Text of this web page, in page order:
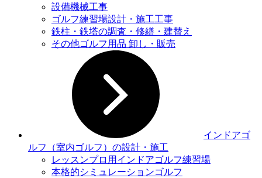
設備機械工事
ゴルフ練習場設計・施工工事
鉄柱・鉄塔の調査・修繕・建替え
その他ゴルフ用品 卸し・販売
インドアゴ
ルフ（室内ゴルフ）の設計・施工
レッスンプロ用インドアゴルフ練習場
本格的シミュレーションゴルフ